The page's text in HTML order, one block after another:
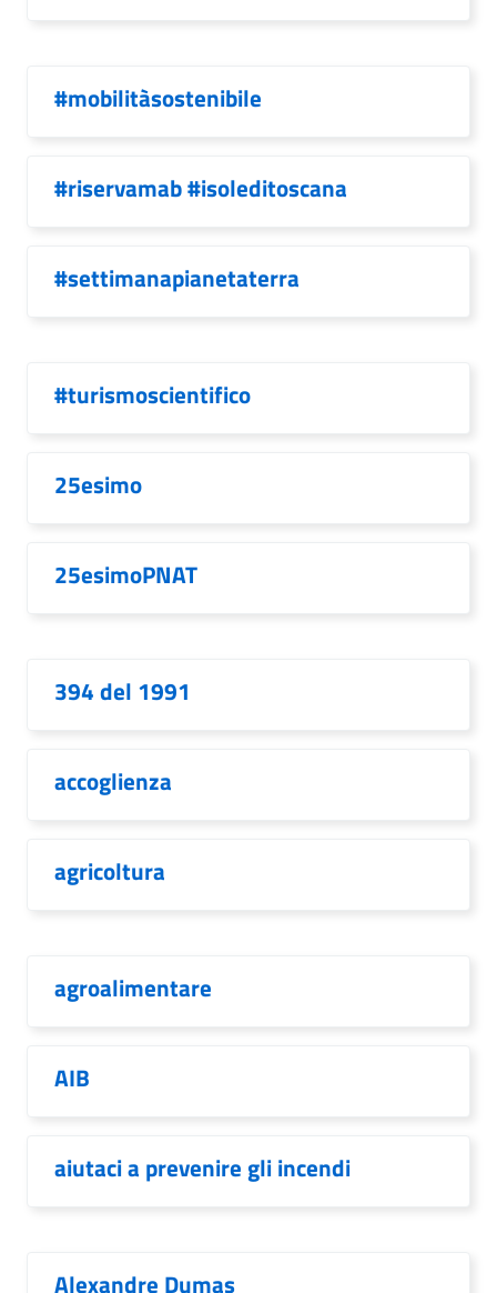
#mobilitàsostenibile
#riservamab #isoleditoscana
#settimanapianetaterra
#turismoscientifico
25esimo
25esimoPNAT
394 del 1991
accoglienza
agricoltura
agroalimentare
AIB
aiutaci a prevenire gli incendi
Alexandre Dumas